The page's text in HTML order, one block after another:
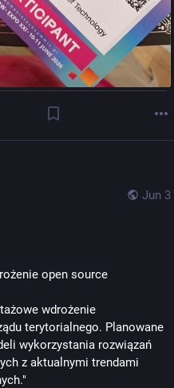
Jun 3
open source
wdrożenie
terytorialnego. Planowane
wykorzystania rozwiązań
z aktualnymi trendami